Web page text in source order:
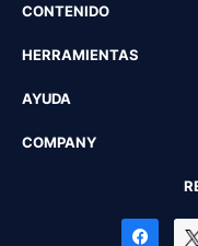
CONTENIDO
HERRAMIENTAS
AYUDA
COMPANY